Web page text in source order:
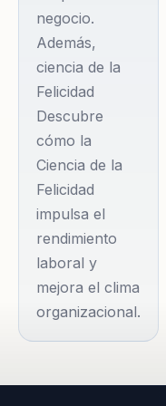
la responsabilidad
de construir su
propia felicidad.
El núcleo de su
metodología es el
Modelo Spire,
mentor Dr. Tal Ben-
Shahar, que abarca
cinco áreas
fundamentales del
bienestar: espiritual,
relacional y
negocio.
Además,
ciencia de la
Felicidad
Descubre
cómo la
Ciencia de la
Felicidad
impulsa el
rendimiento
laboral y
mejora el clima
organizacional.